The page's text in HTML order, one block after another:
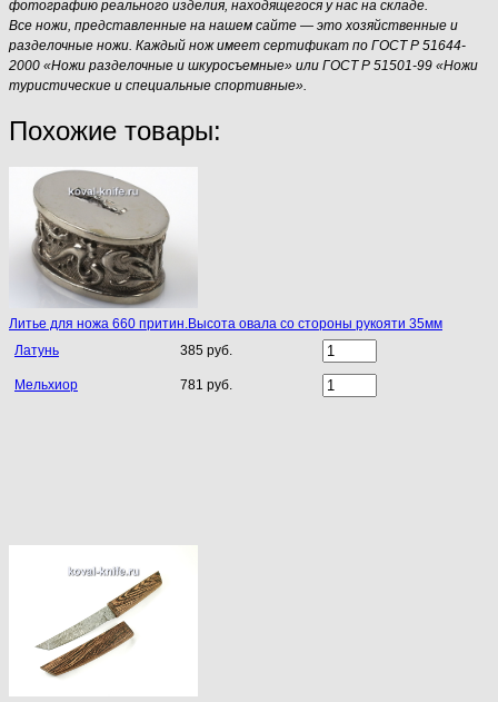
фотографию реального изделия, находящегося у нас на складе.
Все ножи, представленные на нашем сайте — это хозяйственные и
разделочные ножи. Каждый нож имеет сертификат по ГОСТ Р 51644-
2000 «Ножи разделочные и шкуросъемные» или ГОСТ Р 51501-99 «Ножи
туристические и специальные спортивные».
Похожие товары:
Литье для ножа 660 притин.Высота овала со стороны рукояти 35мм
Латунь
385 руб.
Мельхиор 781 руб.